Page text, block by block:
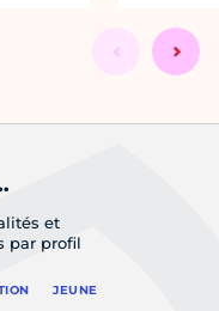
et
par profil
JEUNE